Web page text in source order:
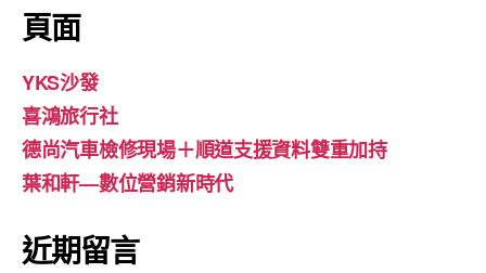
頁面
YKS沙發
喜鴻旅行社
德尚汽車檢修現場＋順道支援資料雙重加持
葉和軒—數位營銷新時代
近期留言